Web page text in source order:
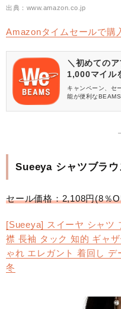
出典：www.amazon.co.jp
Amazonタイムセールで購
＼初めての
1,000マイル
キャンペーン、セ
能が便利な
Sueeya シャツブラウ
セール価格：2,108円(8％
[Sueeya] スイーヤ シャツ
襟 長袖 タック 知的 ギャ
ゃれ エレガント 着回し
冬